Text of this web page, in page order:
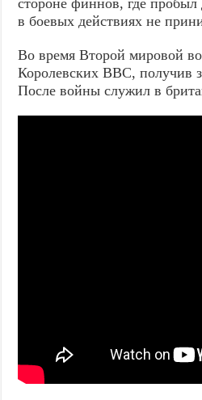
стороне финнов, где пробыл
в боевых действиях не
Во время Второй мировой
Королевских ВВС, получив
После войны служил в